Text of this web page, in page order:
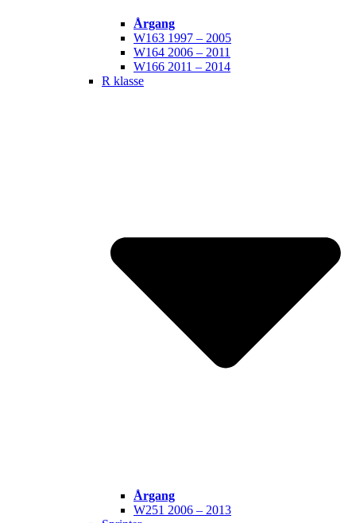
Årgang
W163 1997 – 2005
W164 2006 – 2011
W166 2011 – 2014
R klasse
Årgang
W251 2006 – 2013